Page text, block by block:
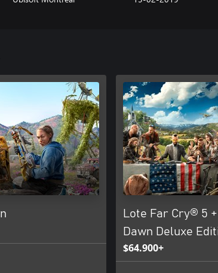
Lote Far Cry® 5
Dawn Deluxe
$64.900+